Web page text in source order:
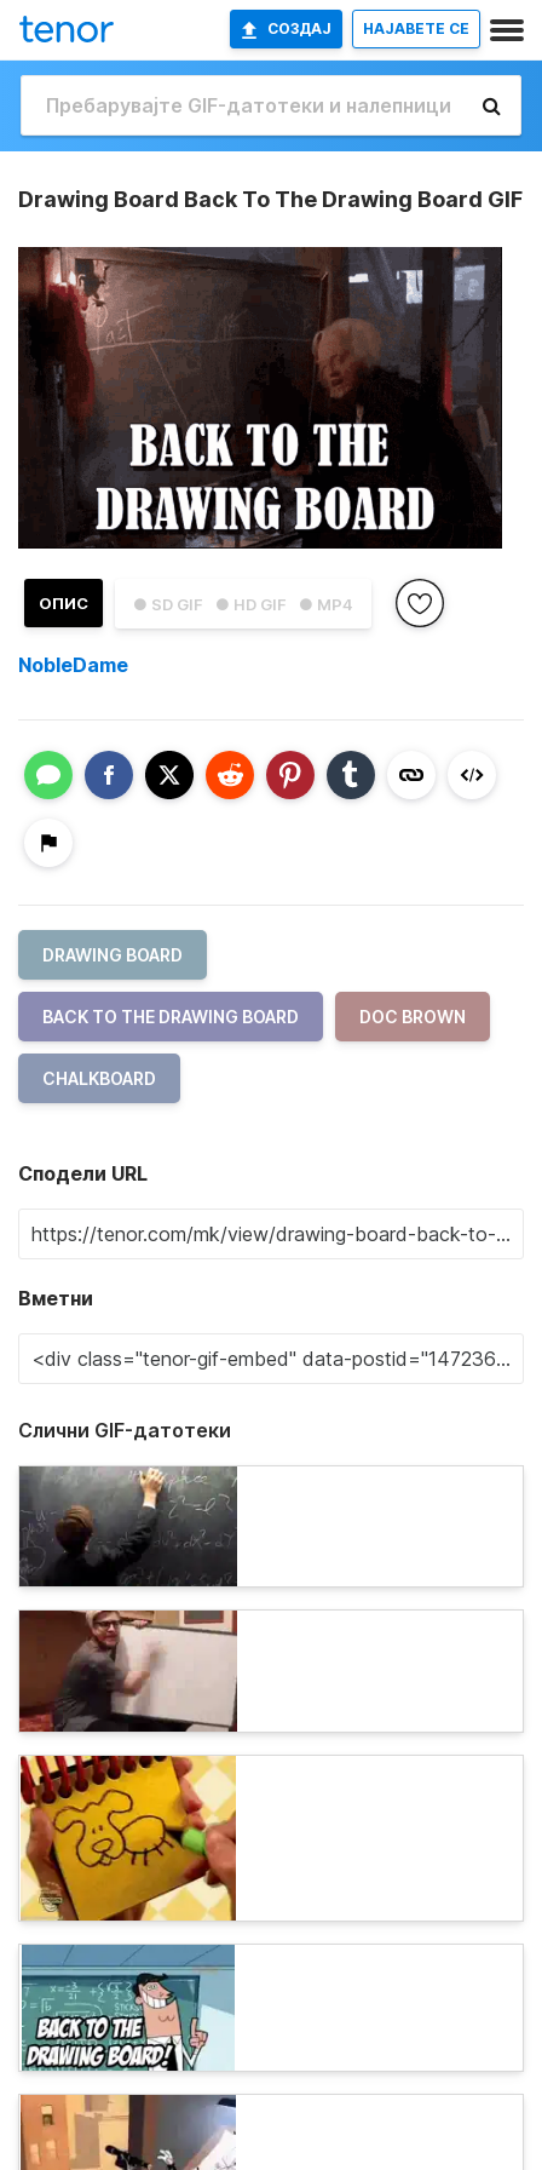
СОЗДАЈ НАЈАВETE СЕ
Drawing Board Back To The Drawing Board GIF
● SD GIF ● HD GIF ● MP4
ОПИС
NobleDame
DRAWING BOARD
BACK TO THE DRAWING BOARD DOC BROWN
CHALKBOARD
Сподели URL
Вметни
Слични GIF-датотеки